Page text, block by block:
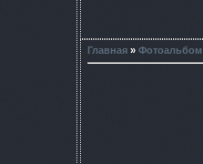
Главная » Фотоальбом